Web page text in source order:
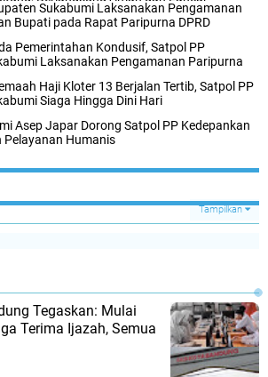
Sukabumi Laksanakan Pengamanan
Bupati pada Rapat Paripurna DPRD
Pemerintahan Kondusif, Satpol PP
Laksanakan Pengamanan Paripurna
Haji Kloter 13 Berjalan Tertib, Satpol PP
Siaga Hingga Dini Hari
Asep Japar Dorong Satpol PP Kedepankan
Pelayanan Humanis
Tampilkan
Tegaskan: Mulai
Terima Ijazah, Semua